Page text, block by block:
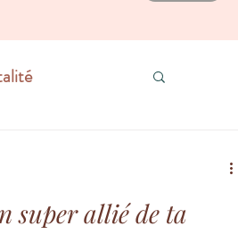
super allié de ta